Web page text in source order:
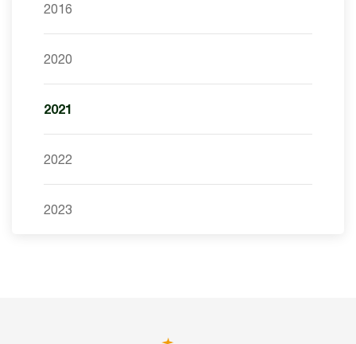
2016
2020
2021
2022
2023